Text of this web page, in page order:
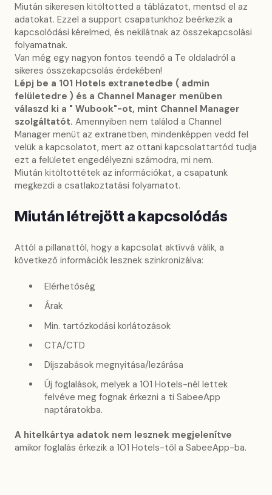
Miután sikeresen kitöltötted a táblázatot, mentsd el az
adatokat. Ezzel a support csapatunkhoz beérkezik a
kapcsolódási kérelmed, és nekilátnak az összekapcsolási
folyamatnak.
Van még egy nagyon fontos teendő a Te oldaladról a
sikeres összekapcsolás érdekében!
Lépj be a 101 Hotels extranetedbe ( admin
felületedre ) és a Channel Manager menüben
válaszd ki a " Wubook"-ot, mint Channel Manager
szolgáltatót. Amennyiben nem találod a Channel
Manager menüt az extranetben, mindenképpen vedd fel
velük a kapcsolatot, mert az ottani kapcsolattartód tudja
ezt a felületet engedélyezni számodra, mi nem.
Miután kitöltöttétek az információkat, a csapatunk
megkezdi a csatlakoztatási folyamatot.
Miután létrejött a kapcsolódás
Attól a pillanattól, hogy a kapcsolat aktívvá válik, a
következő információk lesznek szinkronizálva:
Elérhetőség
Árak
Min. tartózkodási korlátozások
CTA/CTD
Díjszabások megnyitása/lezárása
Új foglalások, melyek a 101 Hotels-nél lettek
felvéve meg fognak érkezni a ti SabeeApp
naptáratokba.
A hitelkártya adatok nem lesznek megjelenítve
amikor foglalás érkezik a 101 Hotels-től a SabeeApp-ba.